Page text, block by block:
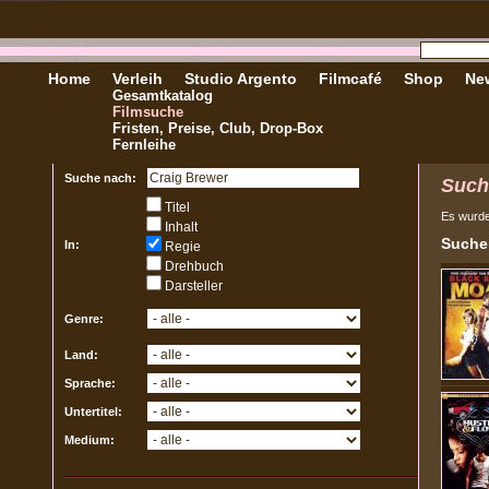
Home Verleih
Gesamtkatalog
Filmsuche
Fristen, Preise, Club, Drop-Box
Fernleihe
Studio Argento Filmcafé Shop
Suche nach:
In:
Titel
Inhalt
Regie
Drehbuch
Darsteller
Genre:
Land:
Sprache:
Untertitel:
Medium:
Es